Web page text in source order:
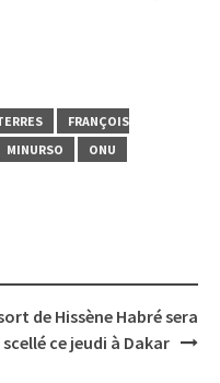
FRANÇOIS
MINURSO
ONU
de Hissène Habré sera
scellé ce jeudi à Dakar